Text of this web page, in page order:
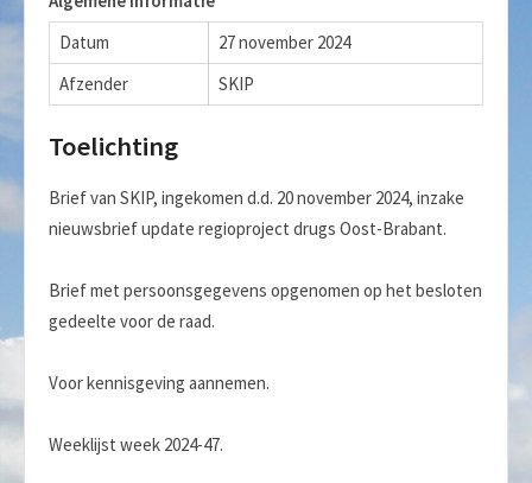
Datum
27 november 2024
Afzender
SKIP
Toelichting
Brief van SKIP, ingekomen d.d. 20 november 2024, inzake
nieuwsbrief update regioproject drugs Oost-Brabant.
Brief met persoonsgegevens opgenomen op het besloten
gedeelte voor de raad.
Voor kennisgeving aannemen.
Weeklijst week 2024-47.